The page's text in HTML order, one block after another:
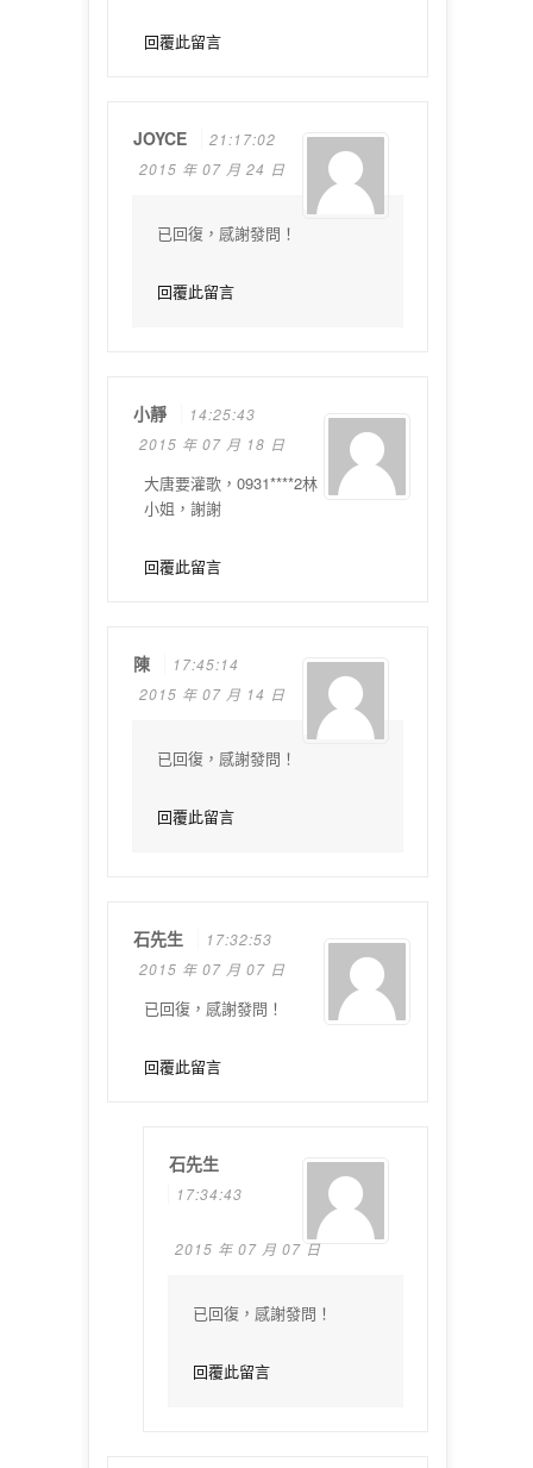
回覆此留言
JOYCE
21:17:02
2015 年 07 月 24 日
已回復，感謝發問！
回覆此留言
小靜
14:25:43
2015 年 07 月 18 日
大唐要灌歌，0931****2林
小姐，謝謝
回覆此留言
陳
17:45:14
2015 年 07 月 14 日
已回復，感謝發問！
回覆此留言
石先生
17:32:53
2015 年 07 月 07 日
已回復，感謝發問！
回覆此留言
石先生
17:34:43
2015 年 07 月 07 日
已回復，感謝發問！
回覆此留言